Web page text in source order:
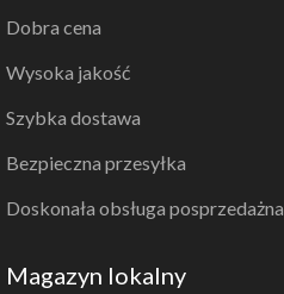
Dobra cena
Wysoka jakość
Szybka dostawa
Bezpieczna przesyłka
Doskonała obsługa posprzedażna
Magazyn lokalny